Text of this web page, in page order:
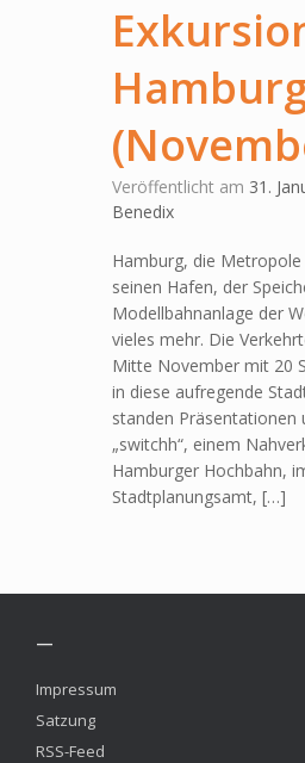
Veröffentlicht am 31.
Benedix
Hamburg, die
seinen Hafen, der
Modellbahnanlage der
vieles mehr. Die
Mitte November mit 20
in diese aufregende
standen Präsentationen
„switchh“, einem
Hamburger Hochbahn,
Stadtplanungsamt, […]
—
Impressum
Satzung
RSS-Feed